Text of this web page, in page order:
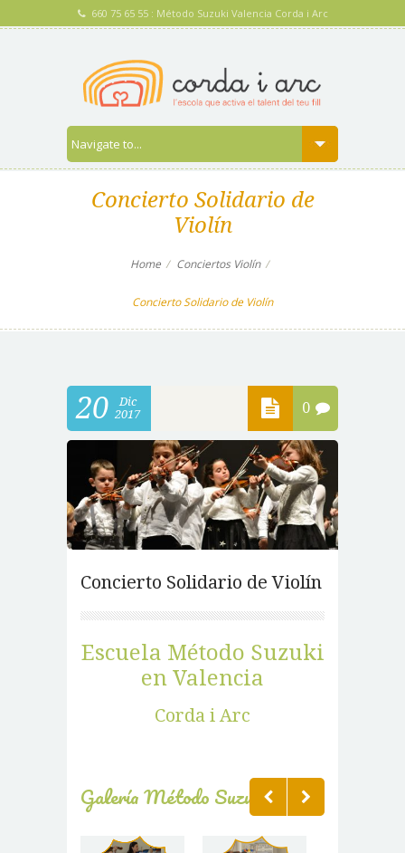
660 75 65 55 : Método Suzuki Valencia Corda i Arc
Concierto Solidario de
Violín
Home Conciertos Violín
Concierto Solidario de Violín
20
Dic
2017
0
Concierto Solidario de Violín
Escuela Método Suzuki
en Valencia
Corda i Arc
Galería Método Suzuki